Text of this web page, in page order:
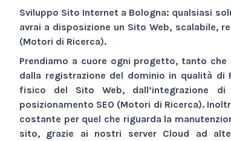
Sviluppo Sito Internet a Bologna: qualsiasi
avrai a disposizione un Sito Web, scalabile,
(Motori di Ricerca).
Prendiamo a cuore ogni progetto, tanto
dalla registrazione del dominio in qualità di
fisico del Sito Web, dall’integrazione
posizionamento SEO (Motori di Ricerca).
costante per quel che riguarda la
sito, grazie ai nostri server Cloud ad